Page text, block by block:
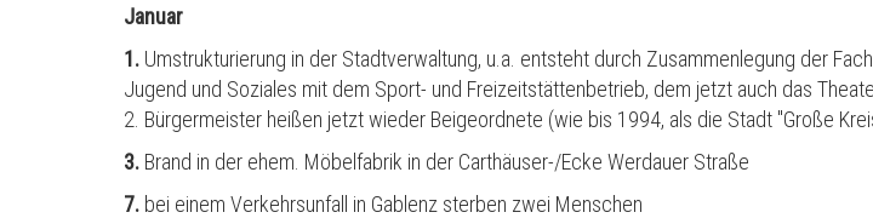
Januar
1. Umstrukturierung in der Stadtverwaltung, u.a. entsteht durch Zusammenlegung der
Jugend und Soziales mit dem Sport- und Freizeitstättenbetrieb, dem jetzt auch das
2. Bürgermeister heißen jetzt wieder Beigeordnete (wie bis 1994, als die Stadt "Große
3. Brand in der ehem. Möbelfabrik in der Carthäuser-/Ecke Werdauer Straße
7. bei einem Verkehrsunfall in Gablenz sterben zwei Menschen